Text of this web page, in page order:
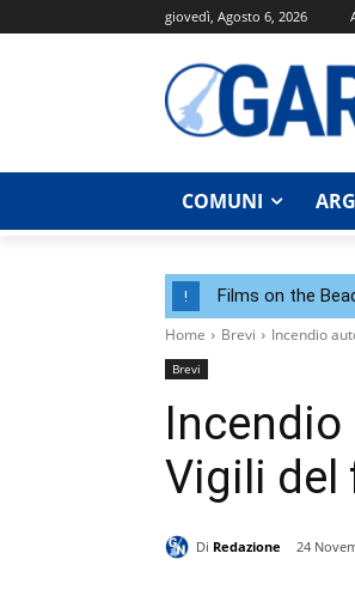
giovedì, Agosto 6, 2026
COMUNI
! Films on the
Home Brevi Incendio
Brevi
Incendio
Vigili del
Di Redazione
24